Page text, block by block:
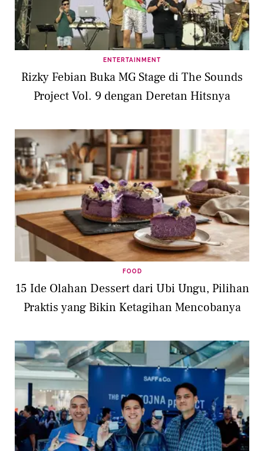
ENTERTAINMENT
Rizky Febian Buka MG Stage di The Sounds
Project Vol. 9 dengan Deretan Hitsnya
FOOD
15 Ide Olahan Dessert dari Ubi Ungu, Pilihan
Praktis yang Bikin Ketagihan Mencobanya